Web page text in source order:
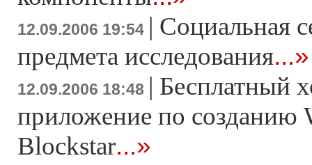
12.09.2006 19:54 | Социальная
предмета исследования...»
12.09.2006 18:48 | Бесплатный
приложение по созданию
Blockstar...»